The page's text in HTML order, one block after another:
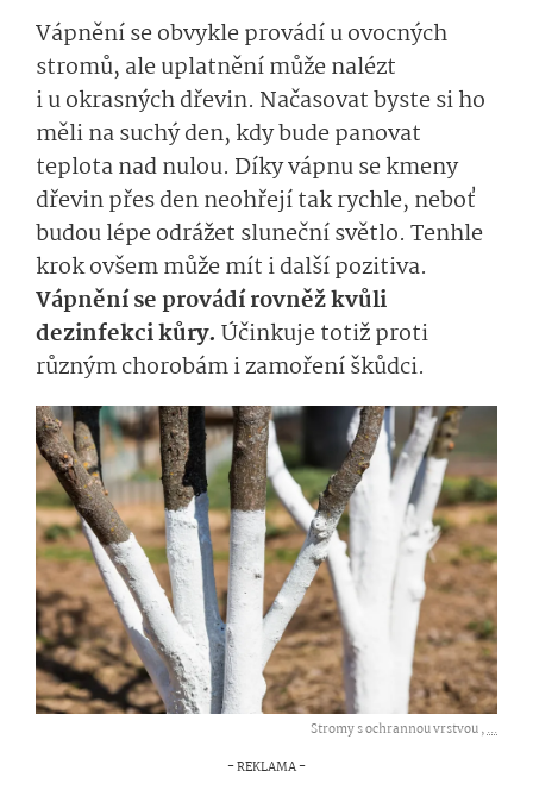
Vápnění se obvykle provádí u ovocných
stromů, ale uplatnění může nalézt
i u okrasných dřevin. Načasovat byste si ho
měli na suchý den, kdy bude panovat
teplota nad nulou. Díky vápnu se kmeny
dřevin přes den neohřejí tak rychle, neboť
budou lépe odrážet sluneční světlo. Tenhle
krok ovšem může mít i další pozitiva.
Vápnění se provádí rovněž kvůli
dezinfekci kůry. Účinkuje totiž proti
různým chorobám i zamoření škůdci.
Stromy s ochrannou vrstvou ,...